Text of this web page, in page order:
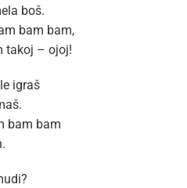
boš.
bam bam,
takoj – ojoj!
igraš
bam bam